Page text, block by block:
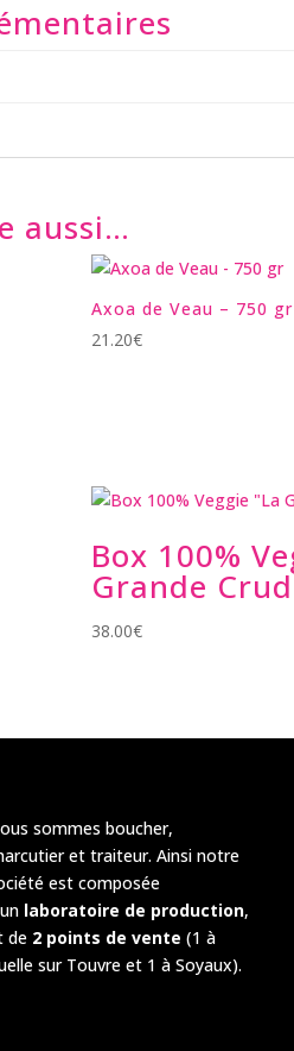
aussi…
Axoa de Veau – 750 gr
21.20€
Box 100%
Grande
38.00€
sommes boucher,
et traiteur. Ainsi notre
est composée
laboratoire de production,
de2 points de vente (1 à
sur Touvre et 1 à Soyaux).